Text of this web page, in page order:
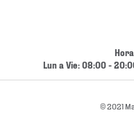
Cambios y Devoluciones
Términos y Condiciones
Lun a Vie: 08:00 -
© 2021